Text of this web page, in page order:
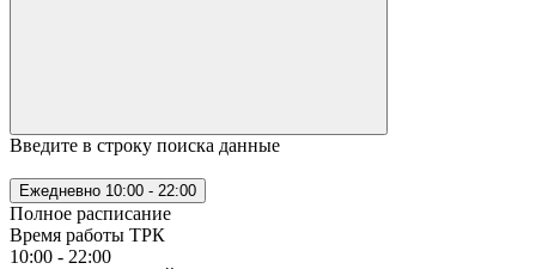
Введите в строку поиска данные
Ежедневно 10:00 - 22:00
Полное расписание
Время работы ТРК
10:00 - 22:00